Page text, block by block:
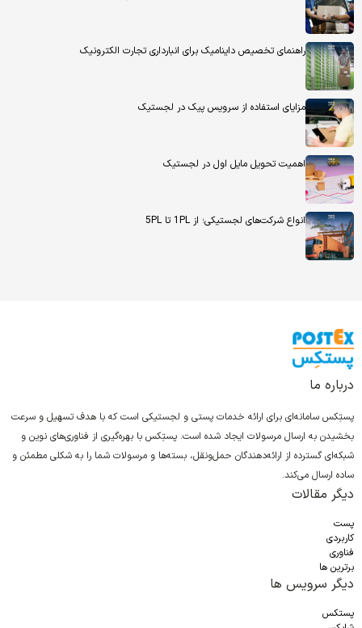
راهنمای تخصیص داینامیک برای انبارداری تجارت الکترونیک
مزایای استفاده از سرویس پیک در لجستیک
اهمیت تحویل مایل اول در لجستیک
انواع شرکت‌های لجستیکی؛ از 1PL تا 5PL
درباره ما
پستِکس سامانه‌ای برای ارائه خدمات پستی و لجستیکی است که با هدف تسهیل و سرعت
بخشیدن به ارسال مرسولات ایجاد شده است. پستِکس با بهره‌گیری از فناوری‌های نوین و
شبکه‌ای گسترده از ارائه‌دهندگان حمل‌ونقل، بسته‌ها و مرسولات شما را به شکلی مطمئن و
ساده ارسال می‌کند.
دیگر مقالات
پست
کاربردی
فناوری
برترین ها
دیگر سرویس ها
پستکس